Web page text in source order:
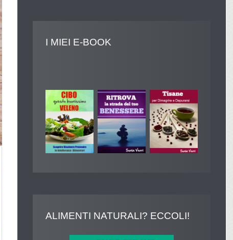
I MIEI E-BOOK
ALIMENTI NATURALI? ECCOLI!